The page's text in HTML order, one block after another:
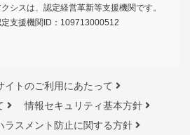
クシスは、認定経営革新等支援機関です。
定支援機関ID：109713000512
イトのご利用にあたって
情報セキュリティ基本方針
ラスメント防止に関する方針